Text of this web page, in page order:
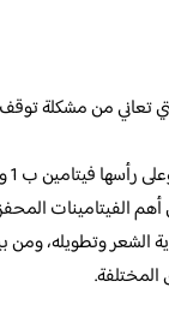
تعاني من مشكلة
ب 1 وب 6 وأيضاً ب 5 وب 3.
أهم الفيتامينات
الشعر وتطويله،
المختلفة.